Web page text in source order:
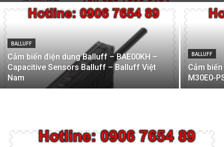
BALLUFF
Cảm biến điện dung Balluff – BAE00KH –
Capacitive Sensors Balluff – Balluff Việt
Nam
BALLUFF
Cảm
M30E0-